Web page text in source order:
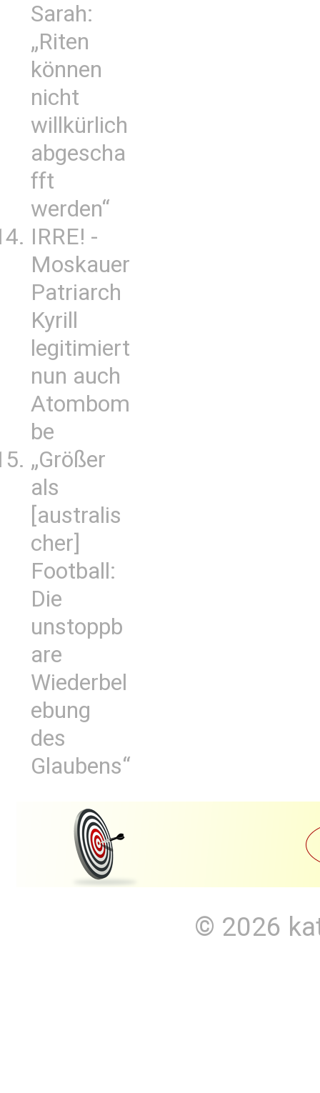
Sarah:
„Riten
können
nicht
willkürlich
abgescha
fft
werden“
IRRE! -
Moskauer
Patriarch
Kyrill
legitimiert
nun auch
Atombom
be
„Größer
als
[australis
cher]
Football:
Die
unstoppb
are
Wiederbel
ebung
des
Glaubens“
© 2026